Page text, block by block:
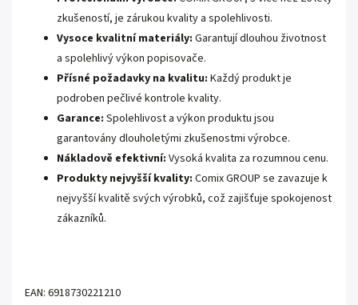
zkušeností, je zárukou kvality a spolehlivosti.
Vysoce kvalitní materiály: Garantují dlouhou životnost
a spolehlivý výkon popisovače.
Přísné požadavky na kvalitu: Každý produkt je
podroben pečlivé kontrole kvality.
Garance: Spolehlivost a výkon produktu jsou
garantovány dlouholetými zkušenostmi výrobce.
Nákladově efektivní: Vysoká kvalita za rozumnou cenu.
Produkty nejvyšší kvality: Comix GROUP se zavazuje k
nejvyšší kvalitě svých výrobků, což zajišťuje spokojenost
zákazníků.
EAN: 6918730221210